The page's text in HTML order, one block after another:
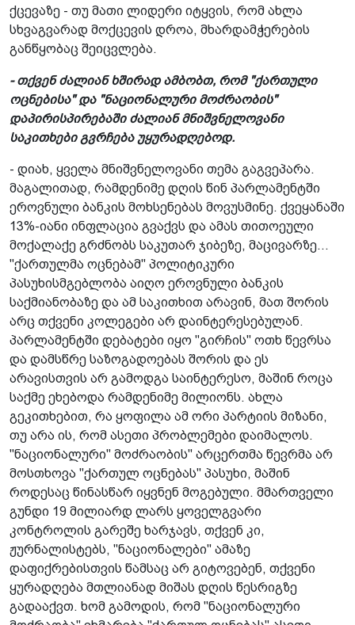
ქცევაზე - თუ მათი ლიდერი იტყვის, რომ ახლა
სხვაგვარად მოქცევის დროა, მხარდამჭერების
განწყობაც შეიცვლება.
- თქვენ ძალიან ხშირად ამბობთ, რომ "ქართული
ოცნებისა" და "ნაციონალური მოძრაობის"
დაპირისპირებაში ძალიან მნიშვნელოვანი
საკითხები გვრჩება უყურადღებოდ.
- დიახ, ყველა მნიშვნელოვანი თემა გაგვეპარა.
მაგალითად, რამდენიმე დღის წინ პარლამენტში
ეროვნული ბანკის მოხსენებას მოვუსმინე. ქვეყანაში
13%-იანი ინფლაცია გვაქვს და ამას თითოეული
მოქალაქე გრძნობს საკუთარ ჯიბეზე, მაცივარზე...
"ქართულმა ოცნებამ" პოლიტიკური
პასუხისმგებლობა აიღო ეროვნული ბანკის
საქმიანობაზე და ამ საკითხით არავინ, მათ შორის
არც თქვენი კოლეგები არ დაინტერესებულან.
პარლამენტში დებატები იყო "გირჩის" ოთხ წევრსა
და დამსწრე საზოგადოებას შორის და ეს
არავისთვის არ გამოდგა საინტერესო, მაშინ როცა
საქმე ეხებოდა რამდენიმე მილიონს. ახლა
გეკითხებით, რა ყოფილა ამ ორი პარტიის მიზანი,
თუ არა ის, რომ ასეთი პრობლემები დაიმალოს.
"ნაციონალური" მოძრაობის" არცერთმა წევრმა არ
მოსთხოვა "ქართულ ოცნებას" პასუხი, მაშინ
როდესაც წინასწარ იყვნენ მოგებული. მმართველი
გუნდი 19 მილიარდ ლარს ყოველგვარი
კონტროლის­ გარეშე ხარჯავს, თქვენ კი,
ჟურნალისტებს, "ნაციონალები" ამაზე
დაფიქრებისთვის წამსაც არ გიტოვებენ, თქვენი
ყურადღება მთლიანად მიშას დღის წესრიგზე
გადააქვთ. ხომ გამოდის, რომ "ნაციონალური